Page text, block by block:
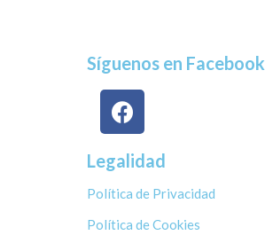
Síguenos en Facebook
Legalidad
Política de Privacidad
Política de Cookies